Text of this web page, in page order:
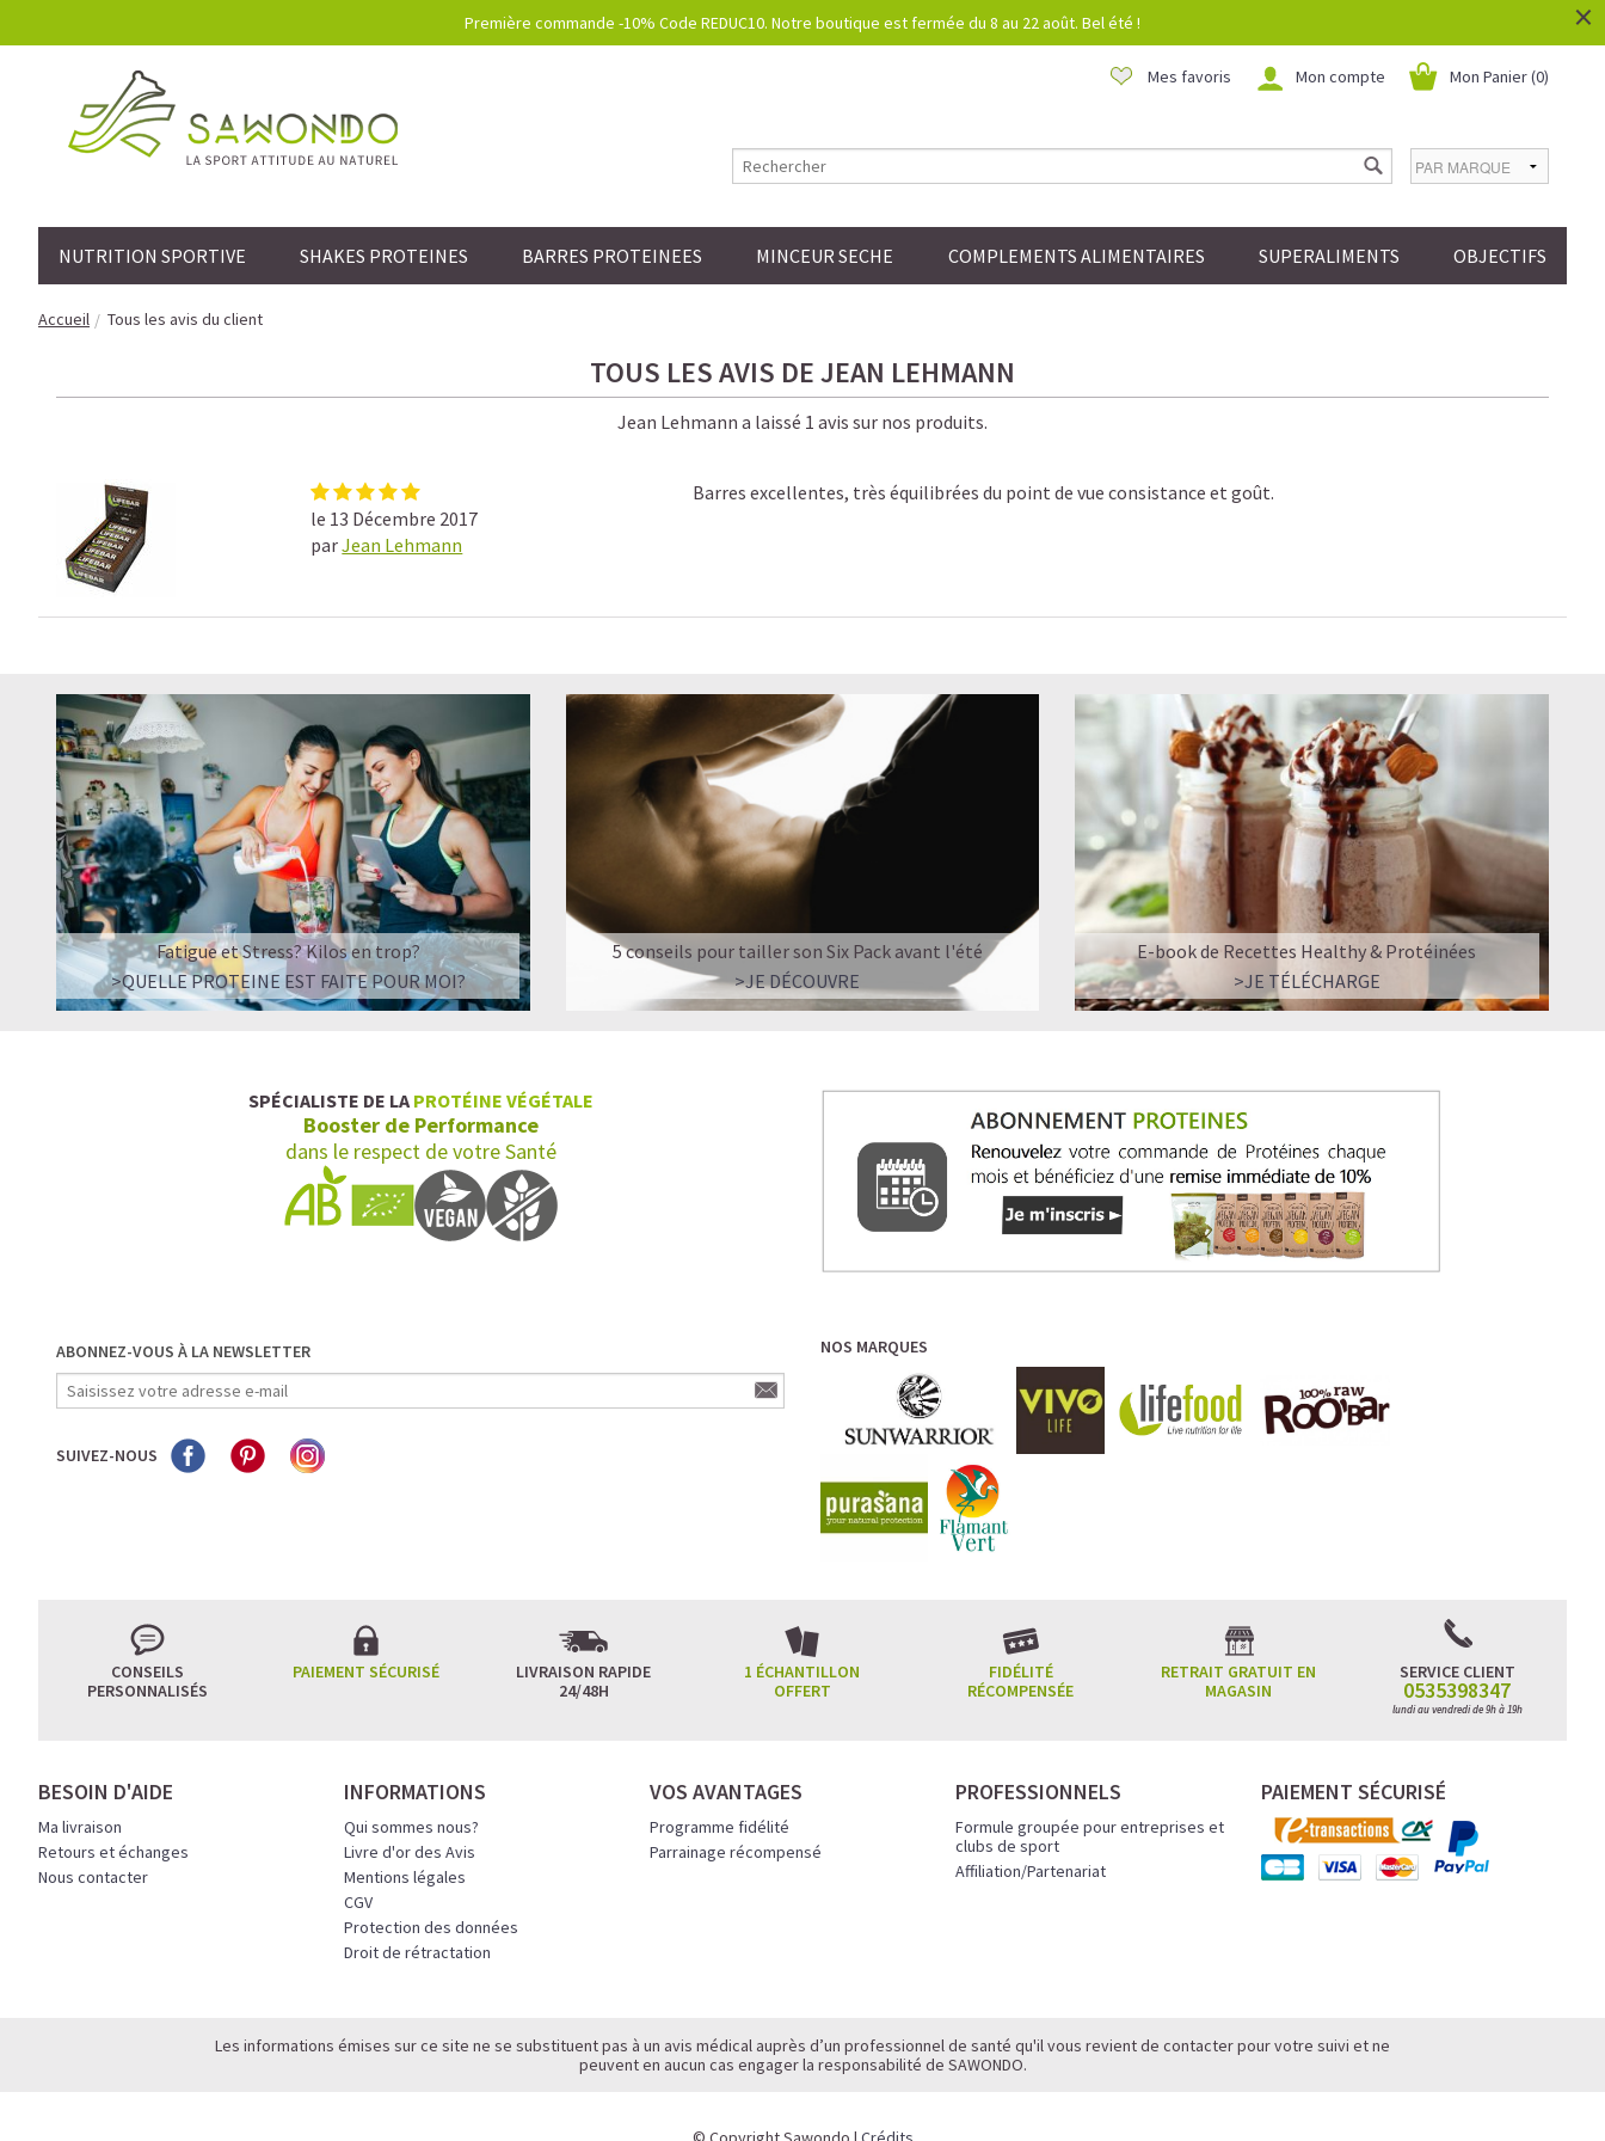
Première commande -10% Code REDUC10. Notre boutique est fermée du 8 au 22 août. Bel été ! ×
Mon Panier (0)
Mon compte
Mes favoris
NUTRITION SPORTIVE SHAKES PROTEINES BARRES PROTEINEES MINCEUR SECHE COMPLEMENTS ALIMENTAIRES SUPERALIMENTS OBJECTIFS
Accueil Tous les avis du client
TOUS LES AVIS DE JEAN LEHMANN
Jean Lehmann a laissé 1 avis sur nos produits.
le 13 Décembre 2017
parJean Lehmann
Barres excellentes, très équilibrées du point de vue consistance et goût.
Fatigue et Stress? Kilos en trop?
>QUELLE PROTEINE EST FAITE POUR MOI?
5 conseils pour tailler son Six Pack avant l'été
>JE DÉCOUVRE
E-book de Recettes Healthy & Protéinées
>JE TÉLÉCHARGE
SPÉCIALISTE DE LA PROTÉINE VÉGÉTALE
Booster de Performance
dans le respect de votre Santé
ABONNEZ-VOUS À LA NEWSLETTER
SUIVEZ-NOUS
NOS MARQUES
CONSEILS
PERSONNALISÉS
PAIEMENT SÉCURISÉ
LIVRAISON RAPIDE
24/48H
1 ÉCHANTILLON
OFFERT
FIDÉLITÉ
RÉCOMPENSÉE
RETRAIT GRATUIT EN
MAGASIN
SERVICE CLIENT
0535398347
lundi au vendredi de 9h à 19h
BESOIN D'AIDE
Ma livraison
Retours et échanges
Nous contacter
INFORMATIONS
Qui sommes nous?
Livre d'or des Avis
Mentions légales
CGV
Protection des données
Droit de rétractation
VOS AVANTAGES
Programme fidélité
Parrainage récompensé
PROFESSIONNELS
Formule groupée pour entreprises et
clubs de sport
Affiliation/Partenariat
PAIEMENT SÉCURISÉ
Les informations émises sur ce site ne se substituent pas à un avis médical auprès d’un professionnel de santé qu'il vous revient de contacter pour votre suivi et ne
peuvent en aucun cas engager la responsabilité de SAWONDO.